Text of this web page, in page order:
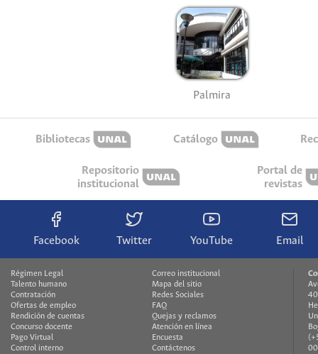
Palmira
Bibliotecas Catálogo
Repositorio
institucional
Portal de
revistas
Facebook Twitter YouTube Email
Régimen Legal
Talento humano
Contratación
Ofertas de empleo
Rendición de cuentas
Concurso docente
Pago Virtual
Control interno
Correo institucional
Mapa del sitio
Redes Sociales
FAQ
Quejas y reclamos
Atención en línea
Encuesta
Contáctenos